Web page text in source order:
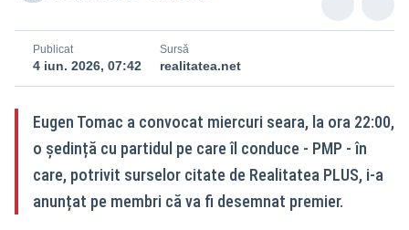
Publicat
4 iun. 2026, 07:42
Sursă
realitatea.net
Eugen Tomac a convocat miercuri seara, la ora 22:00,
o ședință cu partidul pe care îl conduce - PMP - în
care, potrivit surselor citate de Realitatea PLUS, i-a
anunțat pe membri că va fi desemnat premier.